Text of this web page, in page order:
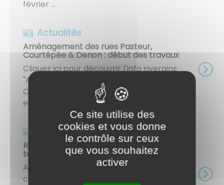
février ...
Actualités
Aménagement des rues Pasteur,
Courtépée & Denon : début des travaux
Cliquez ici pour découvrir l'Info riverains
"Aménagement des rues Pasteur,
Courtépée & Denon : début des travaux"
en version PDF ! ​​​​​​​ ...
Actualités
Rue de la République : fermeture
temporaire
Attention : pour les besoins du chantier en
cours rue Pasteur, la rue de la
Ce site utilise des
cookies et vous donne
le contrôle sur ceux
que vous souhaitez
activer